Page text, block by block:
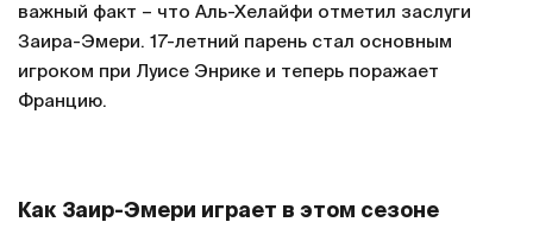
важный факт – что Аль-Хелайфи отметил заслуги
Заира-Эмери. 17-летний парень стал основным
игроком при Луисе Энрике и теперь поражает
Францию.
Как Заир-Эмери играет в этом сезоне